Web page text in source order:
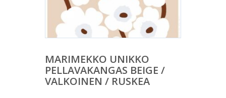
MARIMEKKO UNIKKO
PELLAVAKANGAS BEIGE /
VALKOINEN / RUSKEA